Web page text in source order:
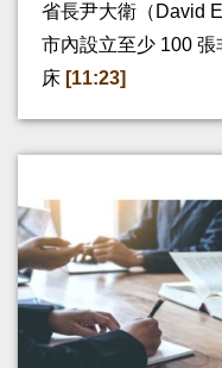
省長尹大衛（David
市內設立至少 100 張
床 [11:23]